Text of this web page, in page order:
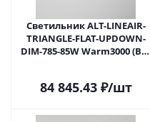
Светильник ALT-LINEAIR-
TRIANGLE-FLAT-UPDOWN-
DIM-785-85W Warm3000 (BK,
84 845.43₽/шт